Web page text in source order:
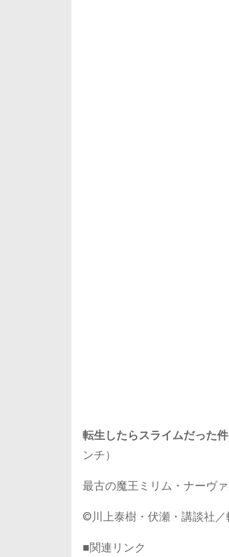
転生したらスライムだった
ンチ）
最古の魔王ミリム・ナーヴ
©川上泰樹・伏瀬・講談社
■関連リンク